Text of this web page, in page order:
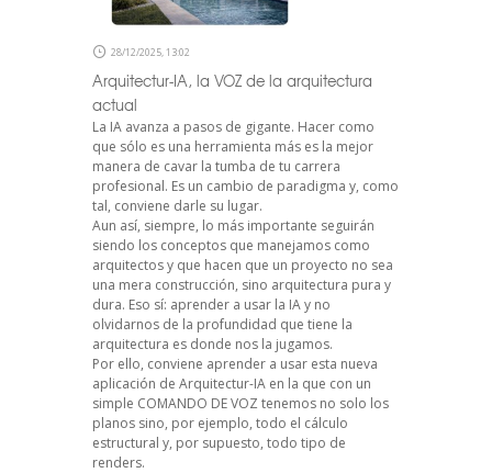
28/12/2025, 13:02
Arquitectur-IA, la VOZ de la arquitectura
actual
La IA avanza a pasos de gigante. Hacer como
que sólo es una herramienta más es la mejor
manera de cavar la tumba de tu carrera
profesional. Es un cambio de paradigma y, como
tal, conviene darle su lugar.
Aun así, siempre, lo más importante seguirán
siendo los conceptos que manejamos como
arquitectos y que hacen que un proyecto no sea
una mera construcción, sino arquitectura pura y
dura. Eso sí: aprender a usar la IA y no
olvidarnos de la profundidad que tiene la
arquitectura es donde nos la jugamos.
Por ello, conviene aprender a usar esta nueva
aplicación de Arquitectur-IA en la que con un
simple COMANDO DE VOZ tenemos no solo los
planos sino, por ejemplo, todo el cálculo
estructural y, por supuesto, todo tipo de
renders.